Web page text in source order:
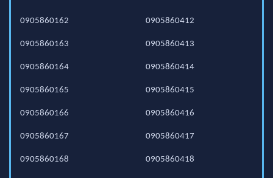
0905860162
0905860163
0905860164
0905860165
0905860166
0905860167
0905860168
0905860412
0905860413
0905860414
0905860415
0905860416
0905860417
0905860418